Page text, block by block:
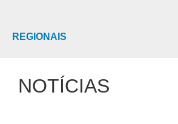
REGIONAIS
NOTÍCIAS